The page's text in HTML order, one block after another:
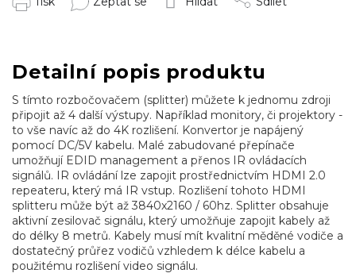
Detailní popis produktu
S tímto rozbočovačem (splitter) můžete k jednomu zdroji
připojit až 4 další výstupy. Například monitory, či projektory -
to vše navíc až do 4K rozlišení. Konvertor je napájený
pomocí DC/5V kabelu. Malé zabudované přepínače
umožňují EDID management a přenos IR ovládacích
signálů. IR ovládání lze zapojit prostřednictvím HDMI 2.0
repeateru, který má IR vstup. Rozlišení tohoto HDMI
splitteru může být až 3840x2160 / 60hz. Splitter obsahuje
aktivní zesilovač signálu, který umožňuje zapojit kabely až
do délky 8 metrů. Kabely musí mít kvalitní měděné vodiče a
dostatečný průřez vodičů vzhledem k délce kabelu a
použitému rozlišení video signálu.